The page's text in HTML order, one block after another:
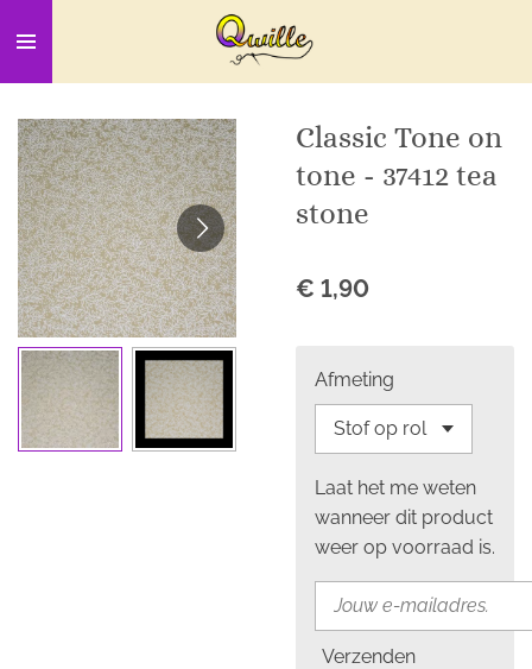
direct
naar
de
hoofdinhoud
Classic Tone on
tone - 37412 tea
stone
€ 1,90
Afmeting
Laat het me weten
wanneer dit product
weer op voorraad is.
Verzenden